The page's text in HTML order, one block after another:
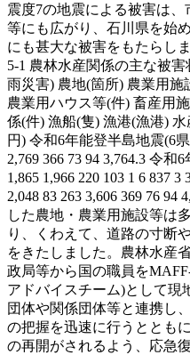
震度7の地震による被害は
等にも広がり、石川県を始
にも甚大な被害をもたらし
5-1 農林水産関係の主な被
雨災害) 農地(箇所) 農業用
農業用ハウス等(件) 畜産用
係(件) 漁船(隻) 漁港(漁港)
円) 令和6年能登半島地震(6県
2,769 366 73 94 3,764.3 令和
1,865 1,966 220 103 1 6 837 3
2,048 83 263 3,606 369 76
した農地・農業用施設等は
り、くわえて、道路の寸断
をきたしました。農林水産
政局等から国の職員を
アドバイスチーム)として現
団体や関係団体等と連携し
の把握を迅速に行うととも
の再開がされるよう、応急